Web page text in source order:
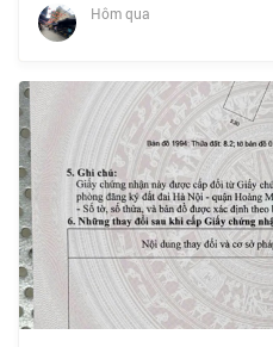
Hai Bà Trưng - Hoàng Mai.
Hôm qua